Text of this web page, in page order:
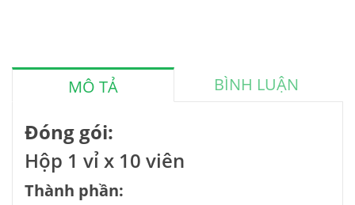
MÔ TẢ BÌNH LUẬN
Đóng gói:
Hộp 1 vỉ x 10 viên
Thành phần: